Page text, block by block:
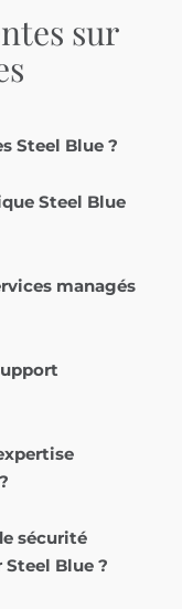
sur
Steel Blue ?
Steel Blue
managés
sécurité
Blue ?